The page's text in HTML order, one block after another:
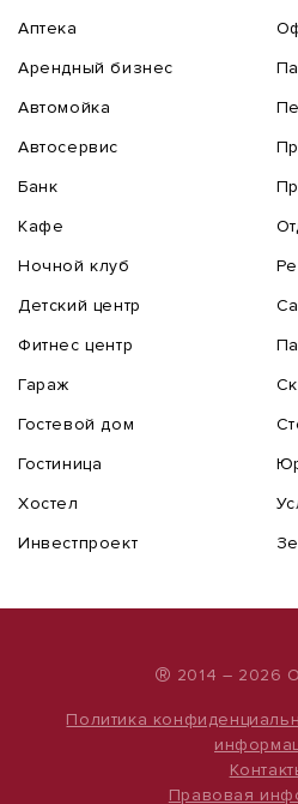
Аптека
Арендный бизнес
Автомойка
Автосервис
Банк
Кафе
Ночной клуб
Детский центр
Фитнес центр
Гараж
Гостевой дом
Гостиница
Хостел
Инвестпроект
® 2014 – 2026
Политика
Правовая